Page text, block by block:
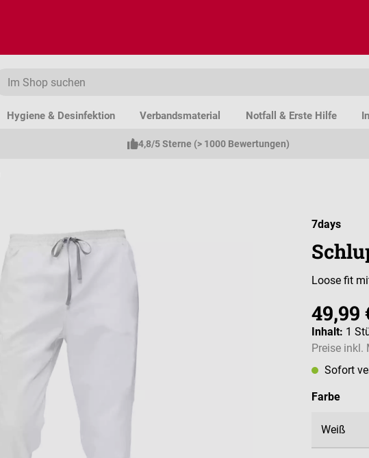
Hygiene & Desinfektion Verbandsmaterial Notfall & Erste Hilfe
4,8/5 Sterne (> 1000 Bewertungen)
7days
Loose fit
49,99
Inhalt: 1
Preise inkl.
Sofort
Farbe